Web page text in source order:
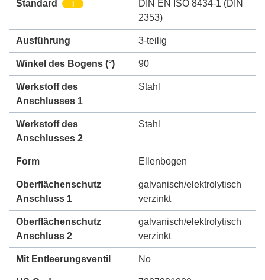
Standard i
DIN EN ISO 8434-1 (DIN
2353)
Ausführung 3-teilig
Winkel des Bogens (°) 90
Werkstoff des
Anschlusses 1
Stahl
Werkstoff des
Anschlusses 2
Stahl
Form Ellenbogen
Oberflächenschutz
Anschluss 1
galvanisch/elektrolytisch
verzinkt
Oberflächenschutz
Anschluss 2
galvanisch/elektrolytisch
verzinkt
Mit Entleerungsventil No